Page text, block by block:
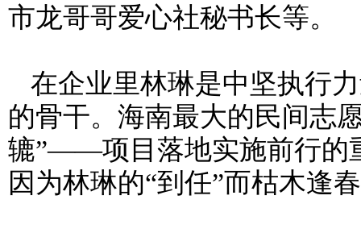
市龙哥哥爱心社秘书长等。
在企业里林琳是中坚执行
的骨干。海南最大的民间志
辘”——项目落地实施前行的
因为林琳的“到任”而枯木逢